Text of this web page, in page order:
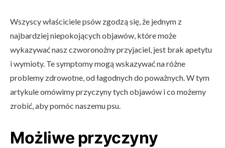
Wszyscy właściciele psów zgodzą się, że jednym z
najbardziej niepokojących objawów, które może
wykazywać nasz czworonożny przyjaciel, jest brak apetytu
i wymioty. Te symptomy mogą wskazywać na różne
problemy zdrowotne, od łagodnych do poważnych. W tym
artykule omówimy przyczyny tych objawów i co możemy
zrobić, aby pomóc naszemu psu.
Możliwe przyczyny